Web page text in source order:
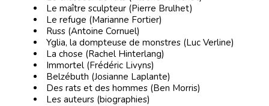
Le maître sculpteur (Pierre Brulhet)
Le refuge (Marianne Fortier)
Russ (Antoine Cornuel)
Yglia, la dompteuse de monstres (Luc Verline)
La chose (Rachel Hinterlang)
Immortel (Frédéric Livyns)
Belzébuth (Josianne Laplante)
Des rats et des hommes (Ben Morris)
Les auteurs (biographies)